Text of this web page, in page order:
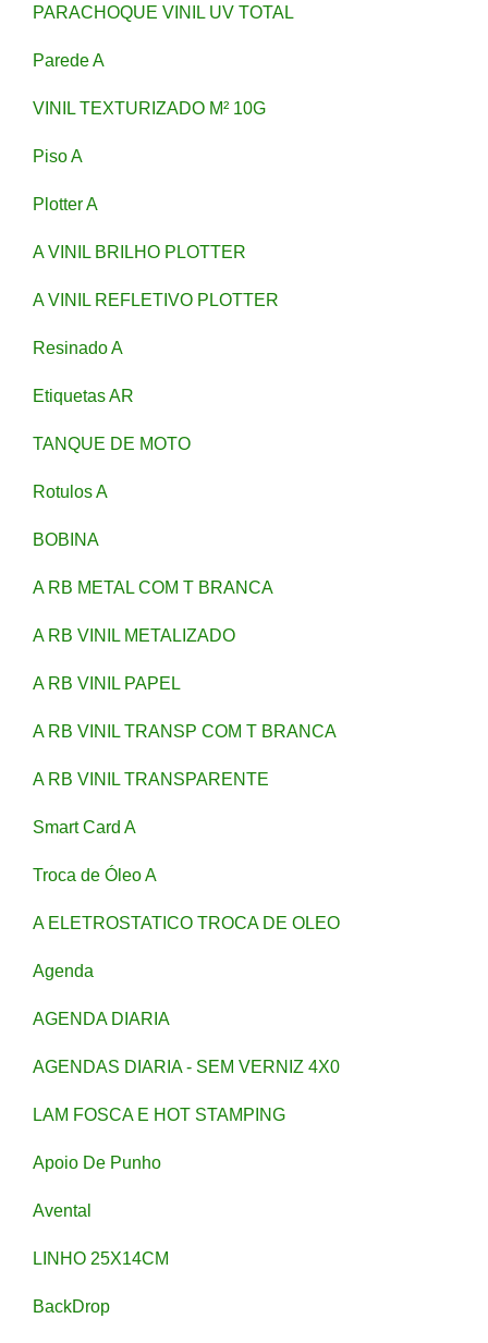
PARACHOQUE VINIL UV TOTAL
Parede A
VINIL TEXTURIZADO M² 10G
Piso A
Plotter A
A VINIL BRILHO PLOTTER
A VINIL REFLETIVO PLOTTER
Resinado A
Etiquetas AR
TANQUE DE MOTO
Rotulos A
BOBINA
A RB METAL COM T BRANCA
A RB VINIL METALIZADO
A RB VINIL PAPEL
A RB VINIL TRANSP COM T BRANCA
A RB VINIL TRANSPARENTE
Smart Card A
Troca de Óleo A
A ELETROSTATICO TROCA DE OLEO
Agenda
AGENDA DIARIA
AGENDAS DIARIA - SEM VERNIZ 4X0
LAM FOSCA E HOT STAMPING
Apoio De Punho
Avental
LINHO 25X14CM
BackDrop